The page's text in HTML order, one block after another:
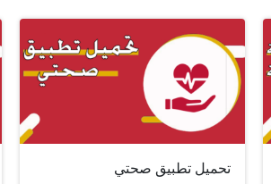
تحميل تطبيق صحتي